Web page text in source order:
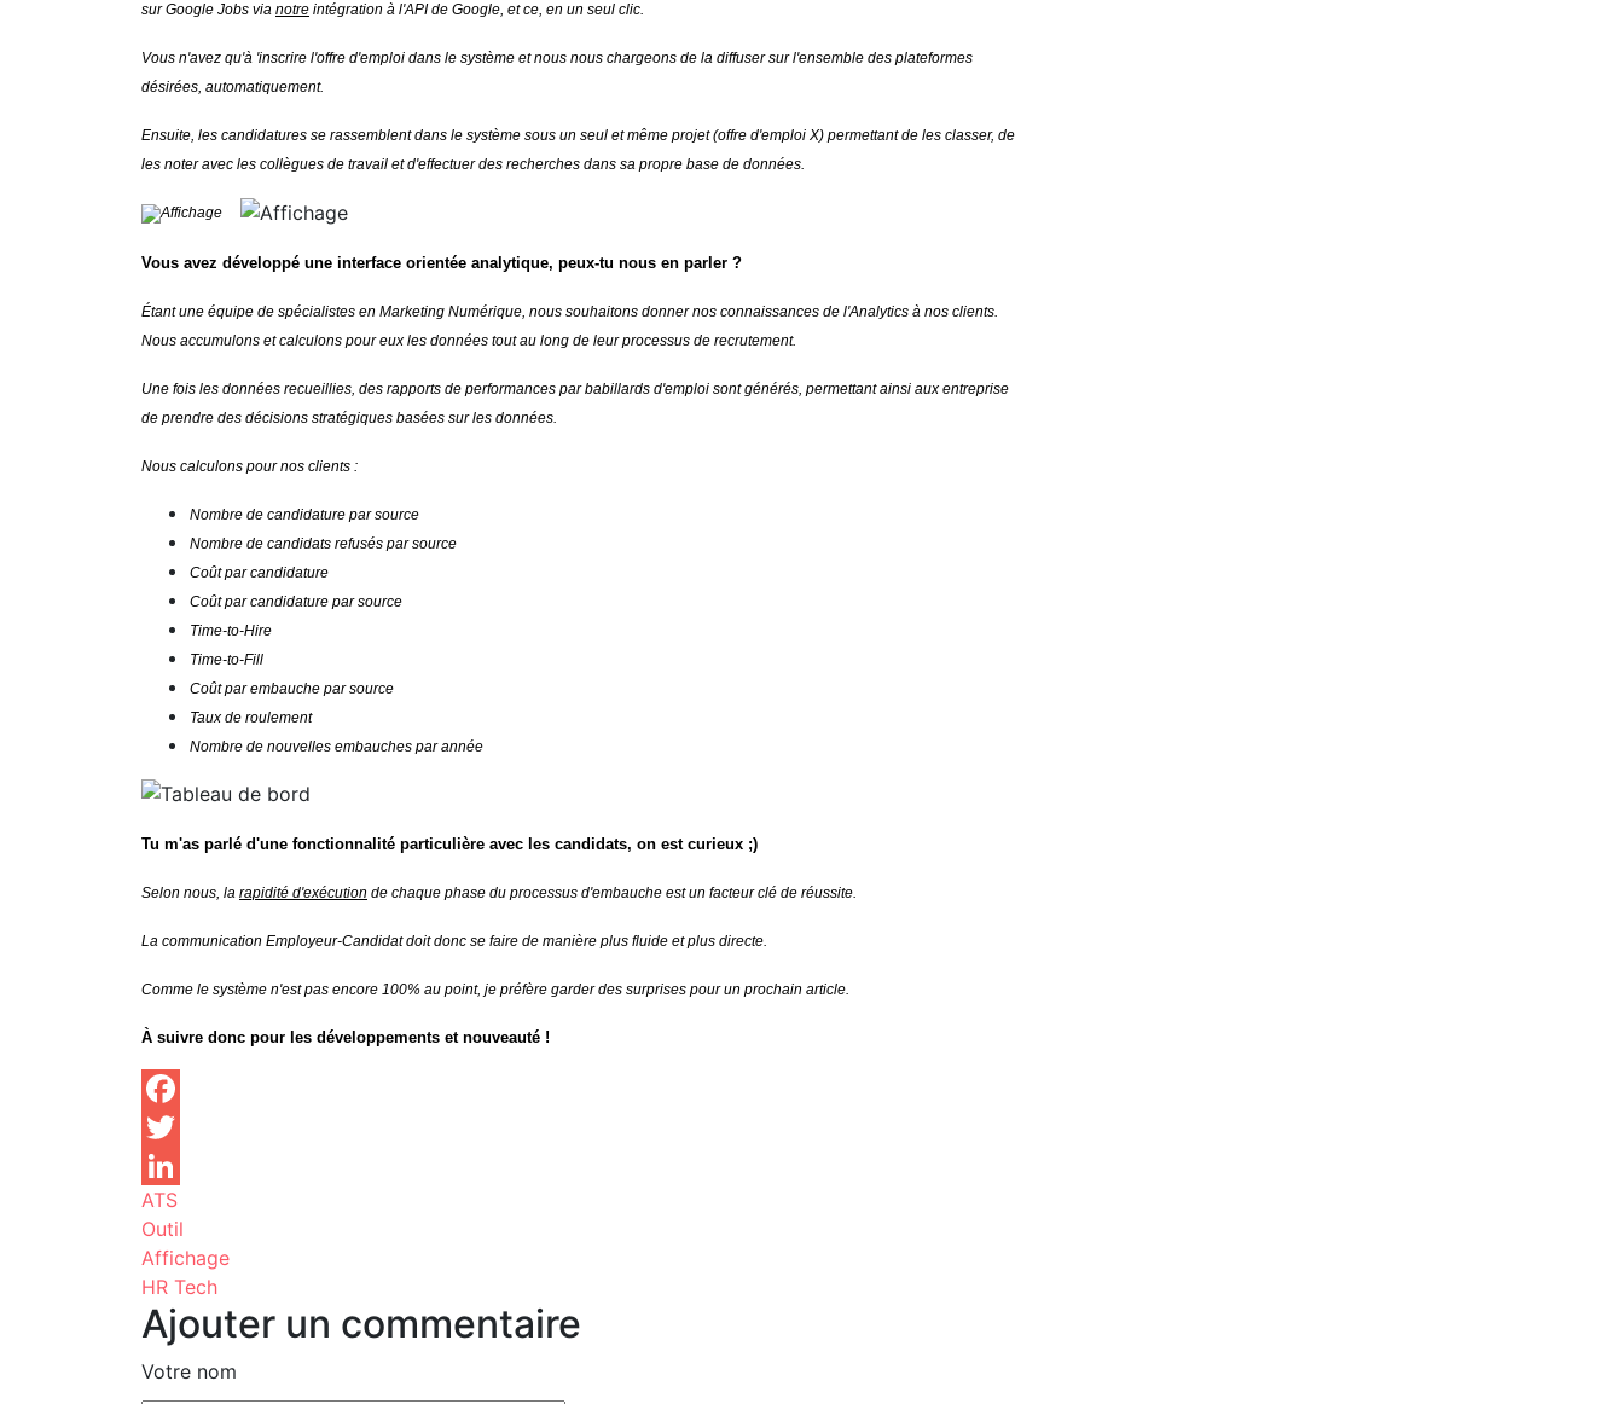
sur Google Jobs via notre intégration à l'API de Google, et ce, en un seul clic.
Vous n'avez qu'à 'inscrire l'offre d'emploi dans le système et nous nous chargeons de la diffuser sur l'ensemble des plateformes
désirées, automatiquement.
Ensuite, les candidatures se rassemblent dans le système sous un seul et même projet (offre d'emploi X) permettant de les classer, de
les noter avec les collègues de travail et d'effectuer des recherches dans sa propre base de données.
Vous avez développé une interface orientée analytique, peux-tu nous en parler ?
Étant une équipe de spécialistes en Marketing Numérique, nous souhaitons donner nos connaissances de l'Analytics à nos clients.
Nous accumulons et calculons pour eux les données tout au long de leur processus de recrutement.
Une fois les données recueillies, des rapports de performances par babillards d'emploi sont générés, permettant ainsi aux entreprise
de prendre des décisions stratégiques basées sur les données.
Nous calculons pour nos clients :
Nombre de candidature par source
Nombre de candidats refusés par source
Coût par candidature
Coût par candidature par source
Time-to-Hire
Time-to-Fill
Coût par embauche par source
Taux de roulement
Nombre de nouvelles embauches par année
Tu m'as parlé d'une fonctionnalité particulière avec les candidats, on est curieux ;)
Selon nous, la rapidité d'exécution de chaque phase du processus d'embauche est un facteur clé de réussite.
La communication Employeur-Candidat doit donc se faire de manière plus fluide et plus directe.
Comme le système n'est pas encore 100% au point, je préfère garder des surprises pour un prochain article.
À suivre donc pour les développements et nouveauté !
Facebook
Twitter
LinkedIn
ATS
Outil
Affichage
HR Tech
Ajouter un commentaire
Votre nom